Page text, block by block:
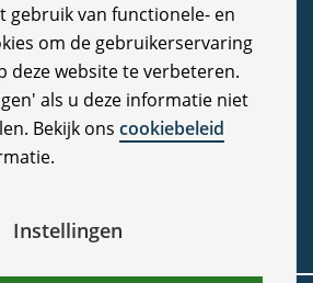
gebruik van functionele- en
om de gebruikerservaring
deze website te verbeteren.
als u deze informatie niet
Bekijk ons cookiebeleid
Instellingen